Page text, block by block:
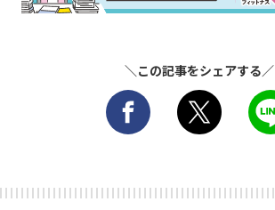
＼この記事をシェアする／